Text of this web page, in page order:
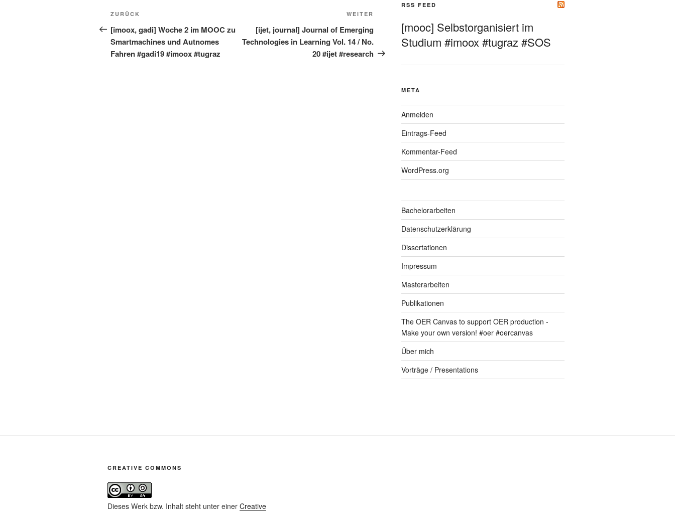
Beitragsnavigation
Vorheriger
Beitrag
ZURÜCK
[imoox, gadi] Woche 2 im MOOC zu
Smartmachines und Autnomes
Fahren #gadi19 #imoox #tugraz
WEITER
[ijet, journal] Journal of Emerging
Technologies in Learning Vol. 14 / No.
20 #ijet #research
RSS FEED
[mooc] Selbstorganisiert im
Studium #imoox #tugraz #SOS
META
Anmelden
Eintrags-Feed
Kommentar-Feed
WordPress.org
Bachelorarbeiten
Datenschutzerklärung
Dissertationen
Impressum
Masterarbeiten
Publikationen
The OER Canvas to support OER production -
Make your own version! #oer #oercanvas
Über mich
Vorträge / Presentations
CREATIVE COMMONS
Dieses Werk bzw. Inhalt steht unter einer Creative